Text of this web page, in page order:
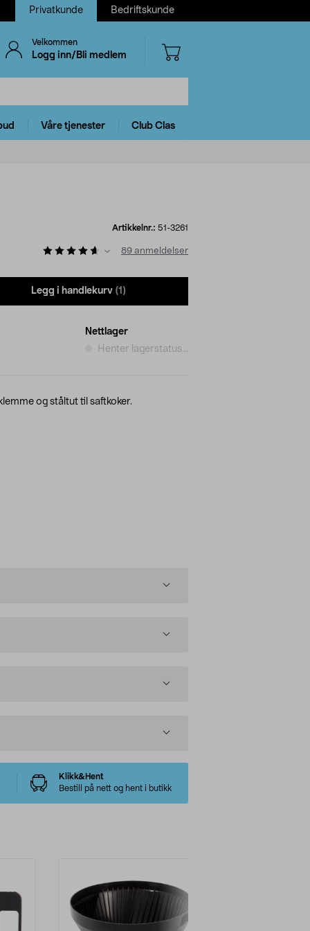
Privatkunde Bedriftskunde
Velkommen
Logg inn/Bli medlem
Våre tjenester Club Clas
Artikkelnr.: 51-3261
89 anmeldelser
Legg i handlekurv (1)
Nettlager
Henter lagerstatus...
og ståltut til saftkoker.
Klikk&Hent
Bestill på nett og hent i butikk